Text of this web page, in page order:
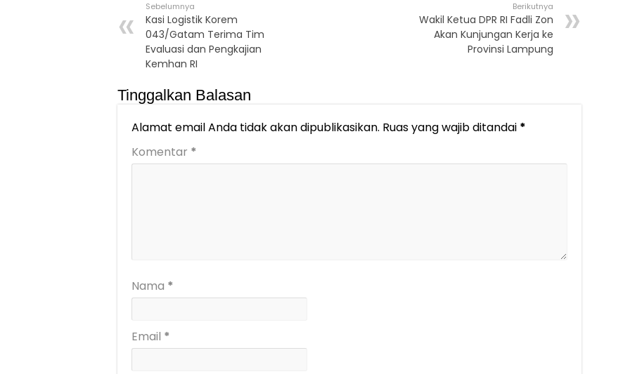
Sebelumnya
Kasi Logistik Korem
043/Gatam Terima Tim
Evaluasi dan Pengkajian
Kemhan RI
Berikutnya
Wakil Ketua DPR RI Fadli Zon
Akan Kunjungan Kerja ke
Provinsi Lampung
Tinggalkan Balasan
Alamat email Anda tidak akan dipublikasikan. Ruas yang wajib ditandai *
Komentar *
Nama *
Email *